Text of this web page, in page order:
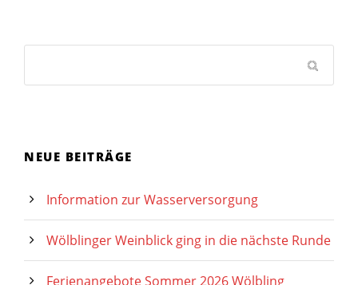
NEUE BEITRÄGE
Information zur Wasserversorgung
Wölblinger Weinblick ging in die nächste Runde
Ferienangebote Sommer 2026 Wölbling